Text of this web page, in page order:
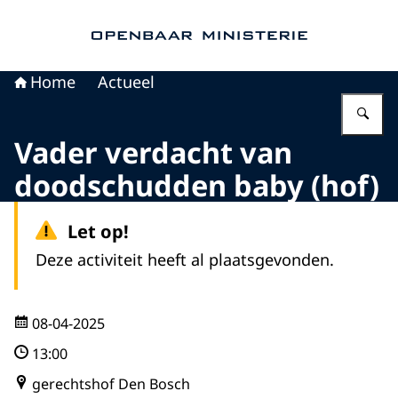
Home Actueel
Vader verdacht van
doodschudden baby (hof)
Let op!
Deze activiteit heeft al plaatsgevonden.
08-04-2025
13:00
gerechtshof Den Bosch